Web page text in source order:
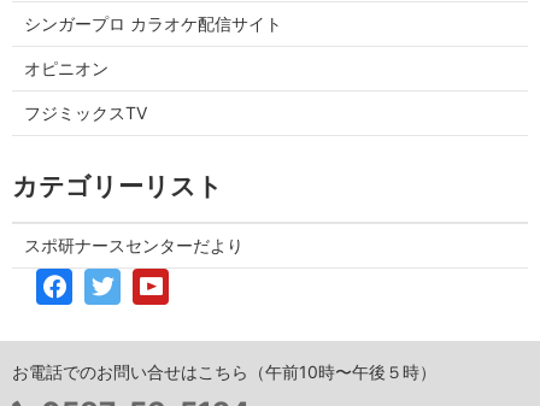
シンガープロ カラオケ配信サイト
オピニオン
フジミックスTV
カテゴリーリスト
スポ研ナースセンターだより
お電話でのお問い合せはこちら（午前10時〜午後５時）